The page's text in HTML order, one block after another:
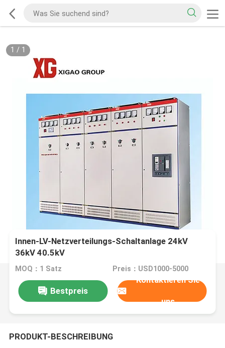
1 / 1
Innen-LV-Netzverteilungs-Schaltanlage 24kV
36kV 40.5kV
MOQ：1 Satz Preis：USD1000-5000
Bestpreis
Kontaktieren Sie
uns
PRODUKT-BESCHREIBUNG